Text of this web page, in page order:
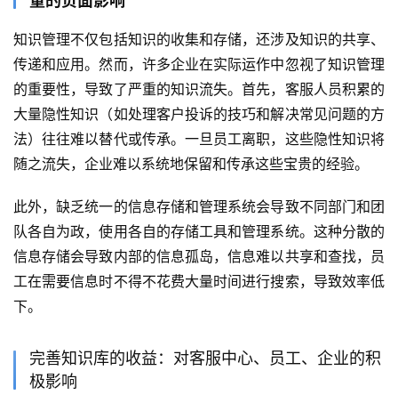
知识管理不仅包括知识的收集和存储，还涉及知识的共享、
传递和应用。然而，许多企业在实际运作中忽视了知识管理
的重要性，导致了严重的知识流失。首先，客服人员积累的
大量隐性知识（如处理客户投诉的技巧和解决常见问题的方
法）往往难以替代或传承。一旦员工离职，这些隐性知识将
随之流失，企业难以系统地保留和传承这些宝贵的经验。
此外，缺乏统一的信息存储和管理系统会导致不同部门和团
队各自为政，使用各自的存储工具和管理系统。这种分散的
信息存储会导致内部的信息孤岛，信息难以共享和查找，员
工在需要信息时不得不花费大量时间进行搜索，导致效率低
下。
完善知识库的收益：对客服中心、员工、企业的积
极影响